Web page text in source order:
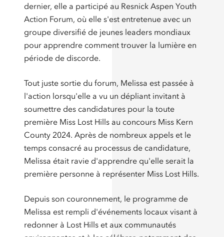
dernier, elle a participé au Resnick Aspen Youth
Action Forum, où elle s'est entretenue avec un
groupe diversifié de jeunes leaders mondiaux
pour apprendre comment trouver la lumière en
période de discorde.
Tout juste sortie du forum, Melissa est passée à
l'action lorsqu'elle a vu un dépliant invitant à
soumettre des candidatures pour la toute
première Miss Lost Hills au concours Miss Kern
County 2024. Après de nombreux appels et le
temps consacré au processus de candidature,
Melissa était ravie d'apprendre qu'elle serait la
première personne à représenter Miss Lost Hills.
Depuis son couronnement, le programme de
Melissa est rempli d'événements locaux visant à
redonner à Lost Hills et aux communautés